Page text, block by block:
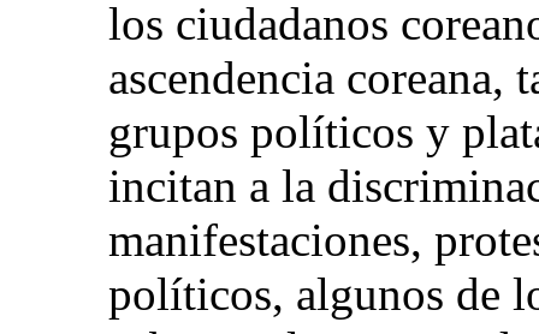
los ciudadanos
ascendencia coreana,
grupos políticos y
incitan a la
manifestaciones,
políticos, algunos de